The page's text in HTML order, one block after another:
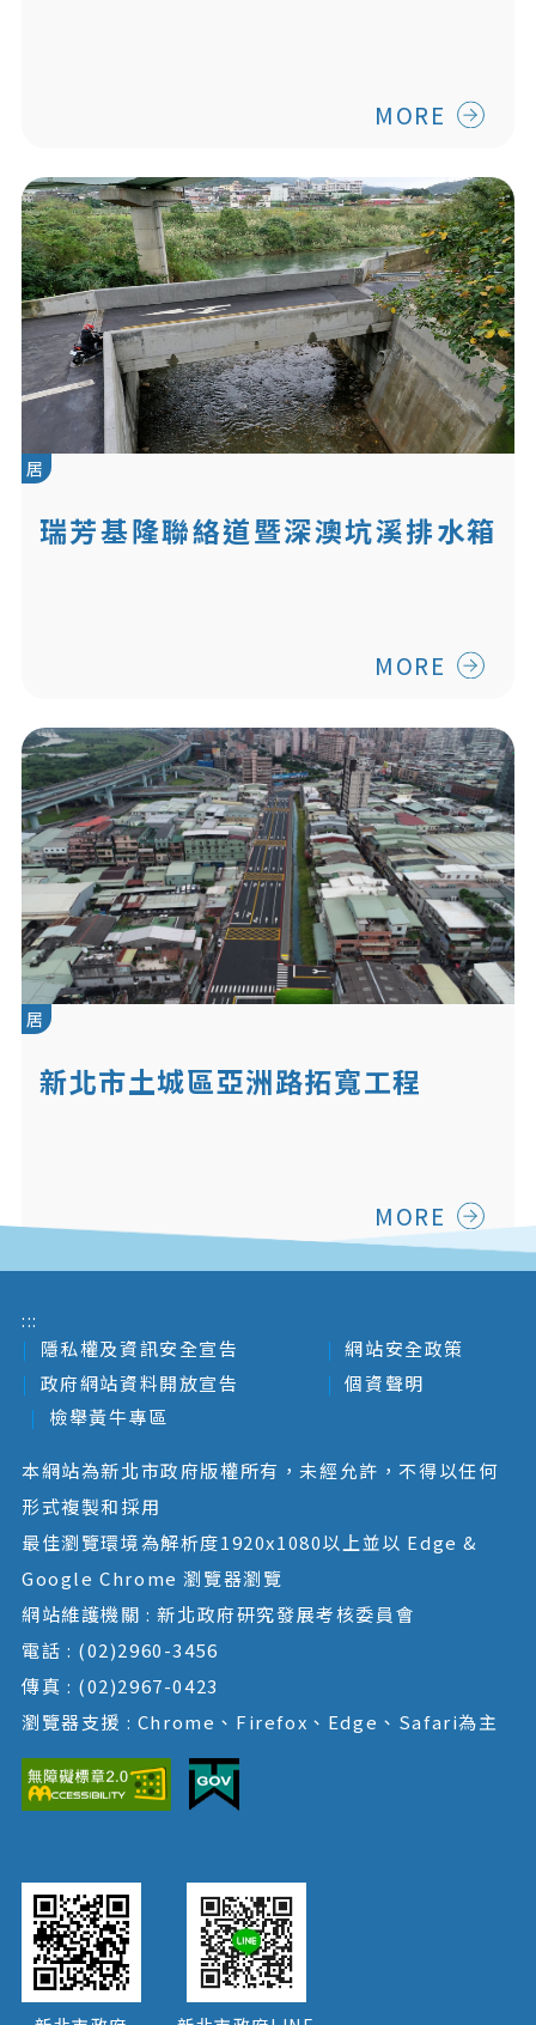
MORE
居
瑞芳基隆聯絡道暨深澳坑溪排水箱
MORE
居
新北市土城區亞洲路拓寬工程
MORE
:::
隱私權及資訊安全宣告
網站安全政策
政府網站資料開放宣告
個資聲明
檢舉黃牛專區
本網站為新北市政府版權所有，未經允許，不得以任何
形式複製和採用
最佳瀏覽環境為解析度1920x1080以上並以 Edge &
Google Chrome 瀏覽器瀏覽
網站維護機關 : 新北政府研究發展考核委員會
電話 : (02)2960-3456
傳真 : (02)2967-0423
瀏覽器支援 : Chrome、Firefox、Edge、Safari為主